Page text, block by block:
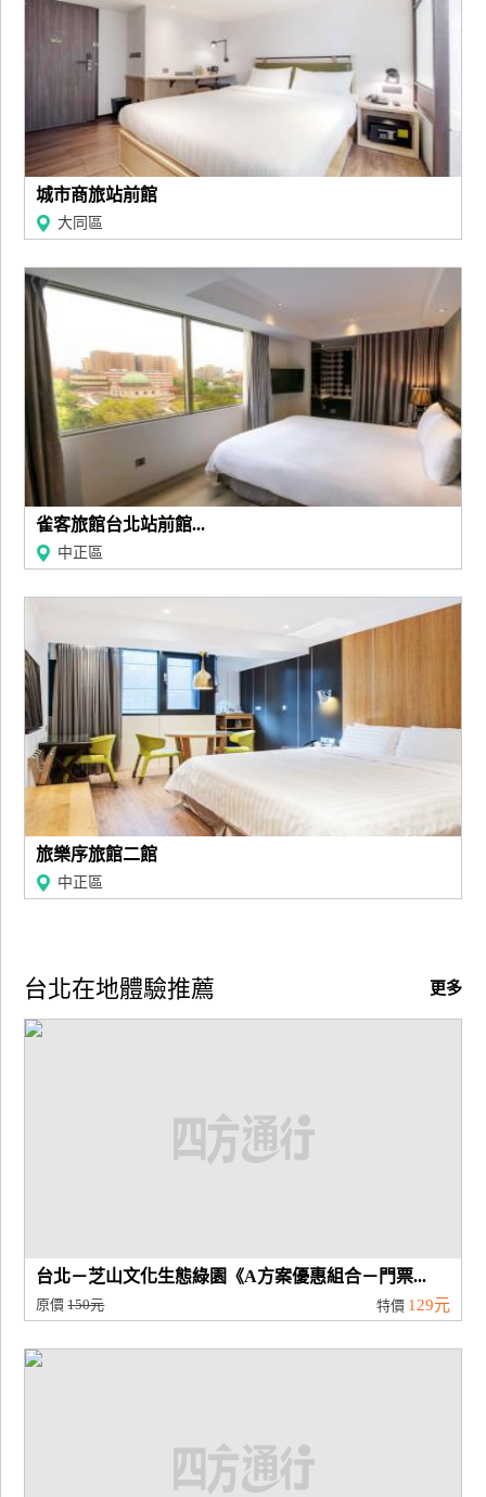
旅
伴
劃
品
傳
城市商旅站前館
大同區
雀客旅館台北站前館...
中正區
旅樂序旅館二館
中正區
更多
台北在地體驗推薦
台北－芝山文化生態綠園《A方案優惠組合－門票...
原價150元 特價 129元